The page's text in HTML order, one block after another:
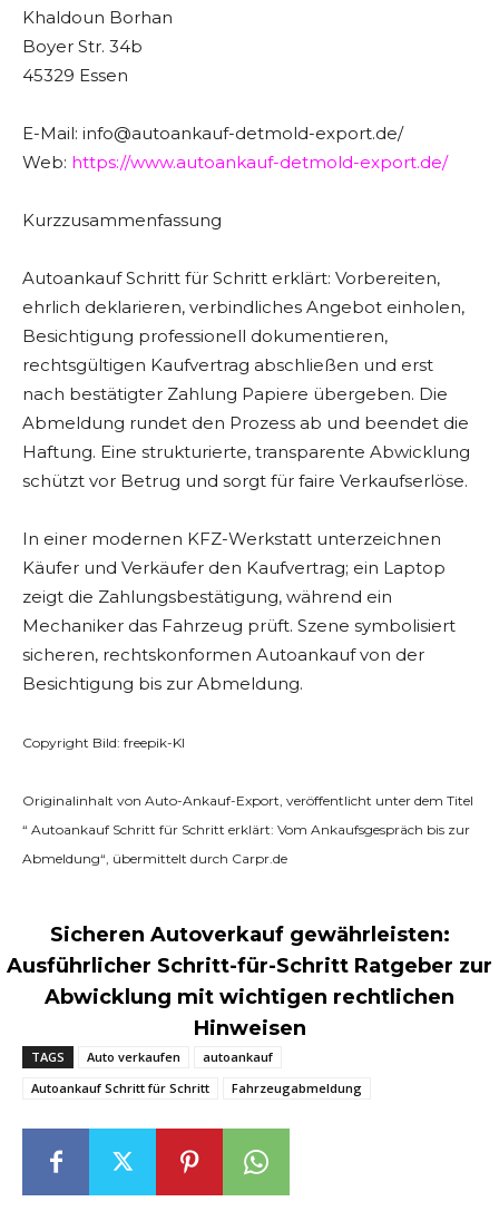
Khaldoun Borhan
Boyer Str. 34b
45329 Essen
E-Mail: info@autoankauf-detmold-export.de/
Web: https://www.autoankauf-detmold-export.de/
Kurzzusammenfassung
Autoankauf Schritt für Schritt erklärt: Vorbereiten,
ehrlich deklarieren, verbindliches Angebot einholen,
Besichtigung professionell dokumentieren,
rechtsgültigen Kaufvertrag abschließen und erst
nach bestätigter Zahlung Papiere übergeben. Die
Abmeldung rundet den Prozess ab und beendet die
Haftung. Eine strukturierte, transparente Abwicklung
schützt vor Betrug und sorgt für faire Verkaufserlöse.
In einer modernen KFZ-Werkstatt unterzeichnen
Käufer und Verkäufer den Kaufvertrag; ein Laptop
zeigt die Zahlungsbestätigung, während ein
Mechaniker das Fahrzeug prüft. Szene symbolisiert
sicheren, rechtskonformen Autoankauf von der
Besichtigung bis zur Abmeldung.
Copyright Bild: freepik-KI
Originalinhalt von Auto-Ankauf-Export, veröffentlicht unter dem Titel
“ Autoankauf Schritt für Schritt erklärt: Vom Ankaufsgespräch bis zur
Abmeldung“, übermittelt durch Carpr.de
Sicheren Autoverkauf gewährleisten:
Ausführlicher Schritt-für-Schritt Ratgeber zur
Abwicklung mit wichtigen rechtlichen
Hinweisen
TAGS Auto verkaufen
autoankauf
Autoankauf Schritt für Schritt
Fahrzeugabmeldung